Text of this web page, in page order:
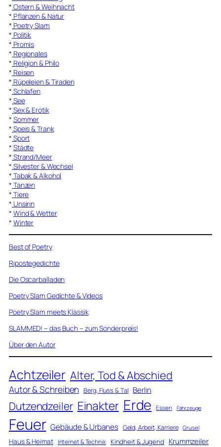
* Ostern & Weihnacht
* Pflanzen & Natur
* Poetry Slam
* Politik
* Promis
* Regionales
* Religion & Philo
* Reisen
* Rüpeleien & Tiraden
* Schlafen
* See
* Sex & Erotik
* Sommer
* Speis & Trank
* Sport
* Städte
* Strand/Meer
* Silvester & Wechsel
* Tabak & Alkohol
* Tanzen
* Tiere
* Unsinn
* Wind & Wetter
* Winter
Best of Poetry
Ripostegedichte
Die Oscarballaden
Poetry Slam Gedichte & Videos
Poetry Slam meets Klassik
SLAMMED! – das Buch – zum Sonderpreis!
Über den Autor
Achtzeiler Alter, Tod & Abschied
Autor & Schreiben Berg, Fluss & Tal Berlin
Dutzendzeiler Einakter Erde Essen Fahrzeuge
Feuer Gebäude & Urbanes Geld, Arbeit, Karriere Grusel
Haus & Heimat Internet & Technik Kindheit & Jugend Krummzeiler